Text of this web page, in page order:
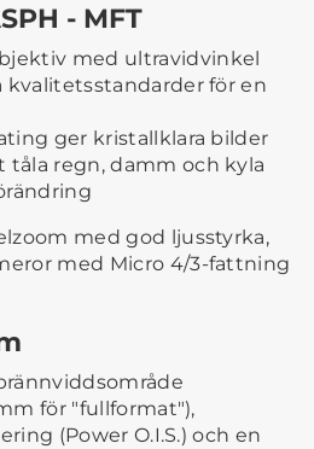
- MFT
med ultravidvinkel
kvalitetsstandarder för en
ger kristallklara bilder
tåla regn, damm och kyla
med god ljusstyrka,
med Micro 4/3-fattning
för "fullformat"),
(Power O.I.S.) och en